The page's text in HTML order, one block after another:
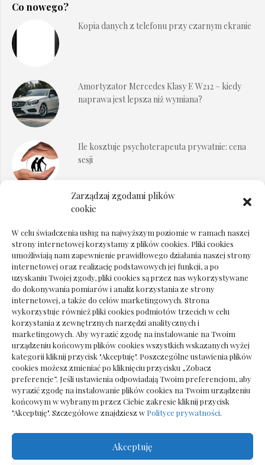
Zarządzaj zgodami plików
cookie
W celu świadczenia usług na najwyższym poziomie w ramach naszej
strony internetowej korzystamy z plików cookies. Pliki cookies
umożliwiają nam zapewnienie prawidłowego działania naszej strony
internetowej oraz realizację podstawowych jej funkcji, a po
uzyskaniu Twojej zgody, pliki cookies są przez nas wykorzystywane
do dokonywania pomiarów i analiz korzystania ze strony
internetowej, a także do celów marketingowych. Strona
wykorzystuje również pliki cookies podmiotów trzecich w celu
korzystania z zewnętrznych narzędzi analitycznych i
marketingowych. Aby wyrazić zgodę na instalowanie na Twoim
urządzeniu końcowym plików cookies wszystkich wskazanych wyżej
kategorii kliknij przycisk "Akceptuję". Poszczególne ustawienia plików
cookies możesz zmieniać po kliknięciu przycisku „Zobacz
preferencje”. Jeśli ustawienia odpowiadają Twoim preferencjom, aby
wyrazić zgodę na instalowanie plików cookies na Twoim urządzeniu
końcowym w wybranym przez Ciebie zakresie kliknij przycisk
"Akceptuję". Szczegółowe znajdziesz w Polityce prywatności.
Akceptuję
Co nowego?
Kopia danych z telefonu przy czarnym ekranie
Amortyzator Mercedes Klasy E W212 – kiedy
naprawa jest lepsza niż wymiana?
Ile kosztuje psychoterapeuta prywatnie: cena
sesji
Dokumenty do odbioru przy zmianie biura
Deska podłogowa do salonu: jak wybrać bez
pośpiechu